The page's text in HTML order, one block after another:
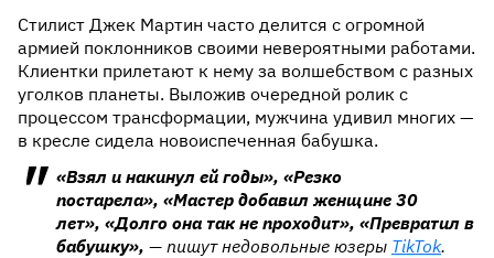
Стилист Джек Мартин часто делится с огромной
армией поклонников своими невероятными работами.
Клиентки прилетают к нему за волшебством с разных
уголков планеты. Выложив очередной ролик с
процессом трансформации, мужчина удивил многих —
в кресле сидела новоиспеченная бабушка.
«Взял и накинул ей годы», «Резко
постарела», «Мастер добавил женщине 30
лет», «Долго она так не проходит», «Превратил в
бабушку», — пишут недовольные юзеры TikTok.